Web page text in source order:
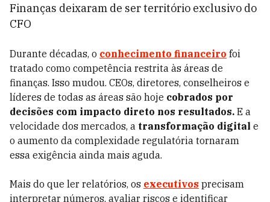
Finanças deixaram de ser território exclusivo do
CFO
Durante décadas, o conhecimento financeiro foi
tratado como competência restrita às áreas de
finanças. Isso mudou. CEOs, diretores, conselheiros e
líderes de todas as áreas são hoje cobrados por
decisões com impacto direto nos resultados. E a
velocidade dos mercados, a transformação digital e
o aumento da complexidade regulatória tornaram
essa exigência ainda mais aguda.
Mais do que ler relatórios, os executivos precisam
interpretar números, avaliar riscos e identificar